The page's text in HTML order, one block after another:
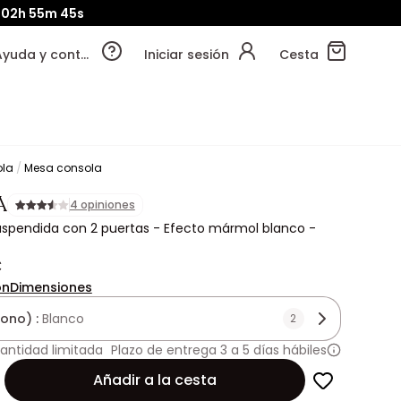
02h 55m 43s
Ayuda y contacto Iniciar sesión Cesta
Mesa consola
4 opiniones
con 2 puertas - Efecto mármol blanco -
Dimensiones
: Blanco 2
limitada Plazo de entrega 3 a 5 días hábiles
Añadir a la cesta